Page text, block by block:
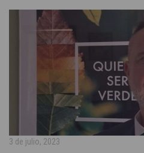
3 de julio, 2023